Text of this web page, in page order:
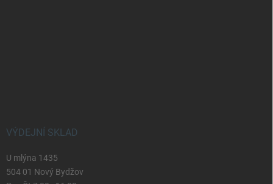
VÝDEJNÍ SKLAD
U mlýna 1435
504 01 Nový Bydžov